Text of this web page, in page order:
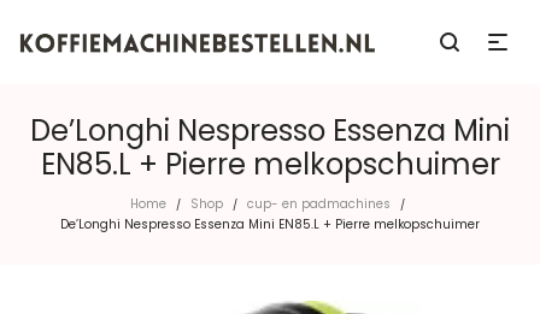
De’Longhi Nespresso Essenza Mini
EN85.L + Pierre melkopschuimer
Home / Shop / cup- en padmachines /
De’Longhi Nespresso Essenza Mini EN85.L + Pierre melkopschuimer